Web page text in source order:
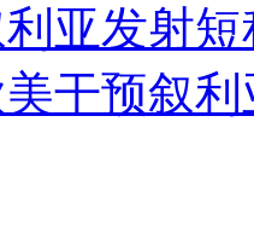
不公正
亚发射
干预叙